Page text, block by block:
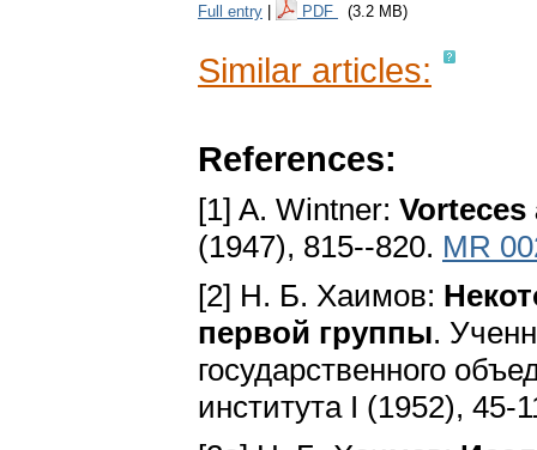
Full entry PDF (3.2 MB)
Similar articles:
References:
[1] A. Wintner:
(1947), 815--820. MR
[2] Н. Б. Хаимов:
первой группы.
государственного
института I (1952), 45-